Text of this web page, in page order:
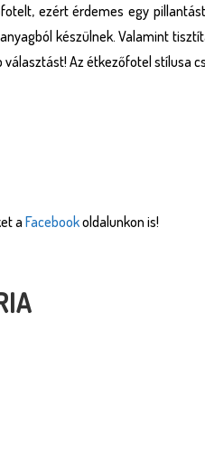
ezért érdemes egy
készülnek. Valamint
Az étkezőfotel stílusa
a Facebookoldalunkon is!